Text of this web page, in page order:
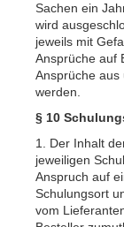
Sachen ein
wird
jeweils mit
Ansprüche auf
Ansprüche
werden.
§ 10
1. Der Inhalt
jeweiligen
Anspruch auf
Schulungsort
vom